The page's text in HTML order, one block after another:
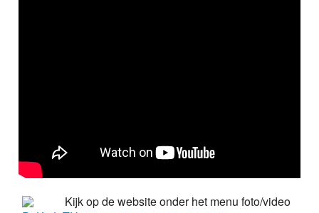
Kijk op de website onder het menu foto/video